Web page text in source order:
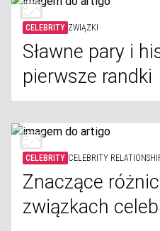
CELEBRITY ZWIĄZKI
Sławne pary i
pierwsze randki
CELEBRITY CELEBRITY
Znaczące
związkach